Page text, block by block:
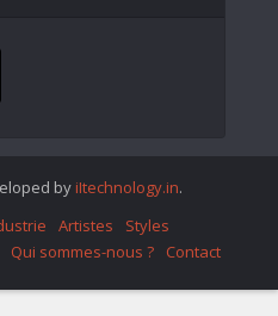
by iItechnology.in.
Artistes
Styles
Qui sommes-nous ? Contact